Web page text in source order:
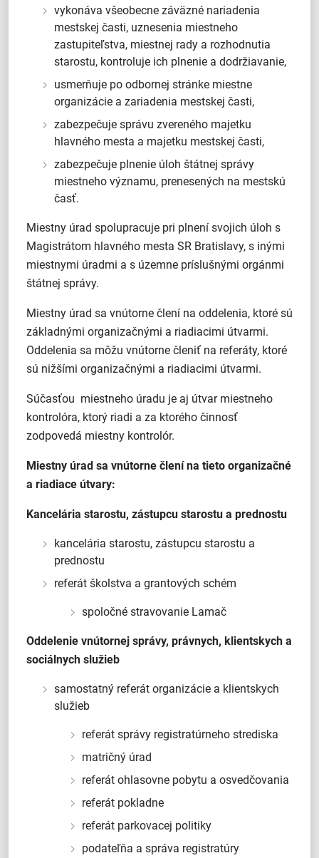
vykonáva všeobecne záväzné nariadenia
mestskej časti, uznesenia miestneho
zastupiteľstva, miestnej rady a rozhodnutia
starostu, kontroluje ich plnenie a dodržiavanie,
usmerňuje po odbornej stránke miestne
organizácie a zariadenia mestskej časti,
zabezpečuje správu zvereného majetku
hlavného mesta a majetku mestskej časti,
zabezpečuje plnenie úloh štátnej správy
miestneho významu, prenesených na mestskú
časť.
Miestny úrad spolupracuje pri plnení svojich úloh s
Magistrátom hlavného mesta SR Bratislavy, s inými
miestnymi úradmi a s územne príslušnými orgánmi
štátnej správy.
Miestny úrad sa vnútorne člení na oddelenia, ktoré sú
základnými organizačnými a riadiacimi útvarmi.
Oddelenia sa môžu vnútorne členiť na referáty, ktoré
sú nižšími organizačnými a riadiacimi útvarmi.
Súčasťou miestneho úradu je aj útvar miestneho
kontrolóra, ktorý riadi a za ktorého činnosť
zodpovedá miestny kontrolór.
Miestny úrad sa vnútorne člení na tieto organizačné
a riadiace útvary:
Kancelária starostu, zástupcu starostu a prednostu
kancelária starostu, zástupcu starostu a
prednostu
referát školstva a grantových schém
spoločné stravovanie Lamač
Oddelenie vnútornej správy, právnych, klientskych a
sociálnych služieb
samostatný referát organizácie a klientskych
služieb
referát správy registratúrneho strediska
matričný úrad
referát ohlasovne pobytu a osvedčovania
referát pokladne
referát parkovacej politiky
podateľňa a správa registratúry